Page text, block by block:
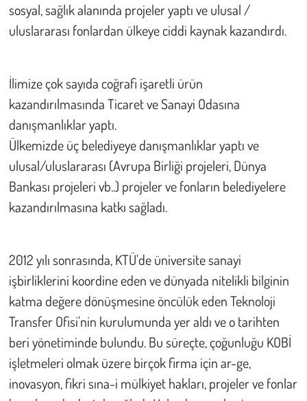
sosyal, sağlık alanında projeler yaptı ve ulusal /
uluslararası fonlardan ülkeye ciddi kaynak kazandırdı.
İlimize çok sayıda coğrafi işaretli ürün
kazandırılmasında Ticaret ve Sanayi Odasına
danışmanlıklar yaptı.
Ülkemizde üç belediyeye danışmanlıklar yaptı ve
ulusal/uluslararası (Avrupa Birliği projeleri, Dünya
Bankası projeleri vb..) projeler ve fonların belediyelere
kazandırılmasına katkı sağladı.
2012 yılı sonrasında, KTÜ'de üniversite sanayi
işbirliklerini koordine eden ve dünyada nitelikli bilginin
katma değere dönüşmesine öncülük eden Teknoloji
Transfer Ofisi'nin kurulumunda yer aldı ve o tarihten
beri yönetiminde bulundu. Bu süreçte, çoğunluğu KOBİ
işletmeleri olmak üzere birçok firma için ar-ge,
inovasyon, fikri sına-i mülkiyet hakları, projeler ve fonlar